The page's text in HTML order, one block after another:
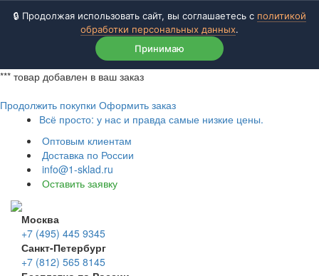
🔒 Продолжая использовать сайт, вы соглашаетесь с политикой
обработки персональных данных.
Принимаю
*** товар добавлен в ваш заказ
Продолжить покупки Оформить заказ
Всё просто: у нас и правда самые низкие цены.
Оптовым клиентам
Доставка по России
info@1-sklad.ru
Оставить заявку
Москва
+7 (495) 445 9345
Санкт-Петербург
+7 (812) 565 8145